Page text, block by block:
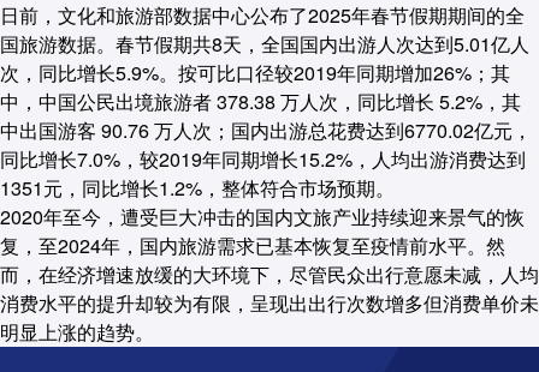
日前，文化和旅游部数据中心公布了2025年春节假期期间的全
国旅游数据。春节假期共8天，全国国内出游人次达到5.01亿人
次，同比增长5.9%。按可比口径较2019年同期增加26%；其
中，中国公民出境旅游者 378.38 万人次，同比增长 5.2%，其
中出国游客 90.76 万人次；国内出游总花费达到6770.02亿元，
同比增长7.0%，较2019年同期增长15.2%，人均出游消费达到
1351元，同比增长1.2%，整体符合市场预期。
2020年至今，遭受巨大冲击的国内文旅产业持续迎来景气的恢
复，至2024年，国内旅游需求已基本恢复至疫情前水平。然
而，在经济增速放缓的大环境下，尽管民众出行意愿未减，人均
消费水平的提升却较为有限，呈现出出行次数增多但消费单价未
明显上涨的趋势。